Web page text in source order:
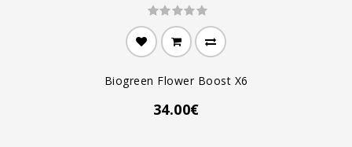
Biogreen Flower Boost X6
34.00€